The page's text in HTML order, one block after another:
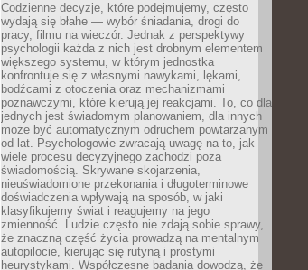
Codzienne decyzje, które podejmujemy, często
wydają się błahe — wybór śniadania, drogi do
pracy, filmu na wieczór. Jednak z perspektywy
psychologii każda z nich jest drobnym elementem
większego systemu, w którym jednostka
konfrontuje się z własnymi nawykami, lękami,
bodźcami z otoczenia oraz mechanizmami
poznawczymi, które kierują jej reakcjami. To, co dla
jednych jest świadomym planowaniem, dla innych
może być automatycznym odruchem powtarzanym
od lat. Psychologowie zwracają uwagę na to, jak
wiele procesu decyzyjnego zachodzi poza
świadomością. Skrywane skojarzenia,
nieuświadomione przekonania i długoterminowe
doświadczenia wpływają na sposób, w jaki
klasyfikujemy świat i reagujemy na jego
zmienność. Ludzie często nie zdają sobie sprawy,
że znaczną część życia prowadzą na mentalnym
autopilocie, kierując się rutyną i prostymi
heurystykami. Współczesne badania dowodzą, że